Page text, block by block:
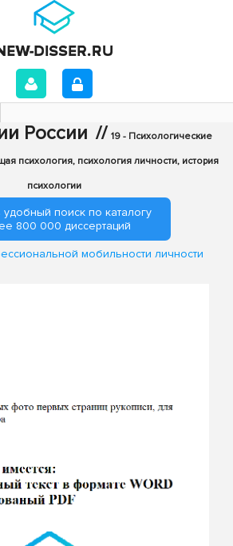
России // 19 - Психологические
психология, психология личности, история
психологии
удобный поиск по каталогу
800 000 диссертаций
мобильности личности